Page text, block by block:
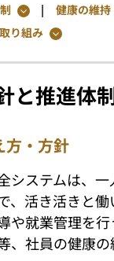
健康の維
り組み
と推進体
方・方針
システムは、
、活き活きと
や就業管理を
、社員の健康